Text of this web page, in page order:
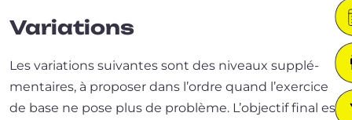
Variations
Les varia­tions sui­vantes sont des niveaux sup­plé­
men­taires, à pro­po­ser dans l’ordre quand l’exer­cice
de base ne pose plus de pro­blème. L’objectif final est